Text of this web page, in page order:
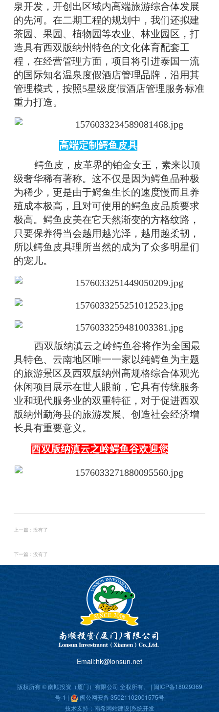
泉开发，开创出区域内高端旅游综合体发展
的先河。在二期工程的规划中，我们还拟建
茶园、果园、植物园等农业、林业园区，打
造具有西双版纳州特色的文化体育配套工
程，在经营管理方面，项目将引进泰国一流
的国际知名温泉度假酒店管理品牌，沿用其
管理模式，按照5星级度假酒店管理服务标准
重力打造。
高端定制鳄鱼皮具
鳄鱼皮，皮革界的铂金女王，素来以顶
级奢华稀有著称。这不仅是因为鳄鱼品种极
为稀少，更是由于鳄鱼生长的速度慢而且养
殖成本极高，且对可使用的鳄鱼皮品质要求
极高。鳄鱼皮美在它天然渐变的方格纹路，
只要保养得当会越用越光泽，越用越柔韧，
所以鳄鱼皮具理所当然的成为了众多明星们
的宠儿。
西双版纳滇云之岭鳄鱼谷将作为全国最
具特色、云南地区唯一一家以纯鳄鱼为主题
的旅游景区及西双版纳州高规格综合体观光
休闲项目展示在世人眼前，它具有传统服务
业和现代服务业的双重特征，对于促进西双
版纳州勐海县的旅游发展、创造社会经济增
长具有重要意义。
西双版纳滇云之岭鳄鱼谷欢迎您
上一篇：没有了
下一篇：没有了
Email:hk@lonsun.net
版权所有 © 南顺投资（厦门）有限公司 全权所有。 | 闽ICP备18029369
号-1 |
闽公网安备 35021102001575号
技术支持： 南希网站建设|系统开发